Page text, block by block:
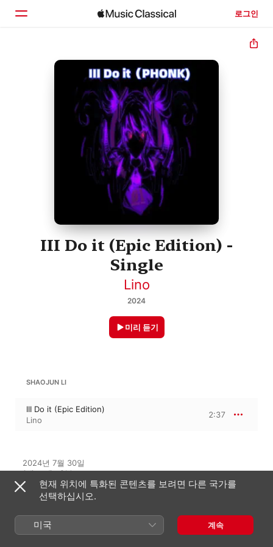
로그인
둘러보기
III Do it (Epic Edition) -
Single
Lino
2024
미리 듣기
SHAOJUN LI
III Do it (Epic Edition)
Lino
2:37
2024년 7월 30일
1개 트랙 · 2분
℗ 2024 Sony Music Entertainment China Holdings Limited
Sony Classical
현재 위치에 특화된 콘텐츠를 보려면 다른 국가를
선택하십시오.
미국 계속